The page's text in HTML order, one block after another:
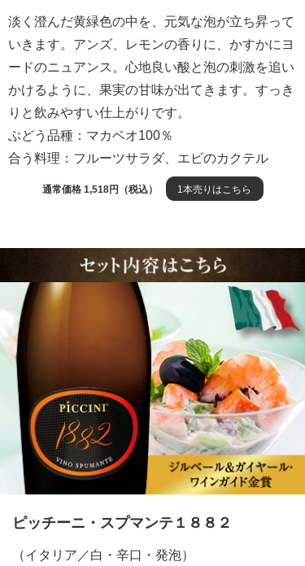
淡く澄んだ黄緑色の中を、元気な泡が立ち昇って
いきます。アンズ、レモンの香りに、かすかにヨ
ードのニュアンス。心地良い酸と泡の刺激を追い
かけるように、果実の甘味が出てきます。すっき
りと飲みやすい仕上がりです。
ぶどう品種：マカベオ100％
合う料理：フルーツサラダ、エビのカクテル
通常価格 1,518円（税込） 1本売りはこちら
ピッチーニ・スプマンテ１８８２
（イタリア／白・辛口・発泡）